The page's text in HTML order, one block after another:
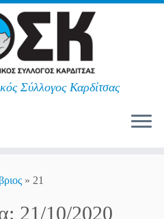
Σύλλογος Καρδίτσας
» 21
21/10/2020